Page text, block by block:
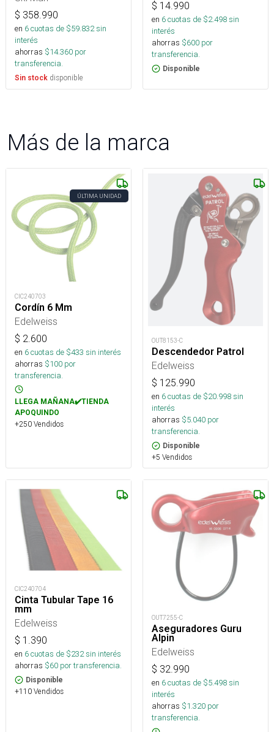
$ 358.990
en 6cuotas de $59.832sin
interés
ahorras $14.360 por
transferencia.
Sin stock disponible
$ 14.990
en 6cuotas de $2.498sin
interés
ahorras $600 por
transferencia.
Disponible
Más de la marca
ÚLTIMA UNIDAD
CIC240703
Cordín 6 Mm
Edelweiss
$ 2.600
en 6cuotas de $433 sin interés
ahorras $100 por
transferencia.
LLEGA MAÑANA✔️TIENDA
APOQUINDO
+250 Vendidos
OUT8153-C
Descendedor Patrol
Edelweiss
$ 125.990
en 6cuotas de $20.998sin
interés
ahorras $5.040 por
transferencia.
Disponible
+5 Vendidos
CIC240704
Cinta Tubular Tape 16
mm
Edelweiss
$ 1.390
en 6cuotas de $232sin interés
ahorras $60 por transferencia.
Disponible
+110 Vendidos
OUT7255-C
Aseguradores Guru
Alpin
Edelweiss
$ 32.990
en 6cuotas de $5.498sin
interés
ahorras $1.320 por
transferencia.